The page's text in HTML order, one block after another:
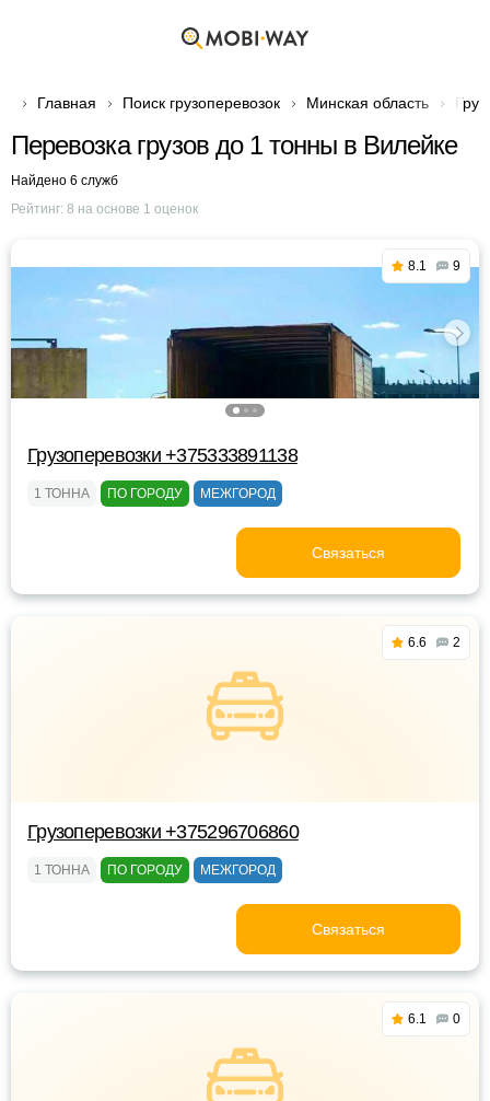
Главная Поиск грузоперевозок Минская область
Перевозка грузов до 1 тонны в Вилейке
Найдено 6 служб
Рейтинг: 8 на основе 1 оценок
8.1 9
Грузоперевозки +375333891138
1 ТОННА ПО ГОРОДУ МЕЖГОРОД
Связаться
6.6 2
Грузоперевозки +375296706860
1 ТОННА ПО ГОРОДУ МЕЖГОРОД
Связаться
6.1 0